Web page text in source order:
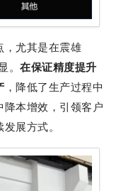
，尤其是在震雄
。 在保证精度提升
，降低了生产过程中
降本增效，引领客户
展方式。